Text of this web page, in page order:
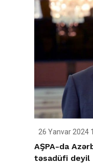
26 Yanvar 2024
AŞPA-da
təsadüfi deyil